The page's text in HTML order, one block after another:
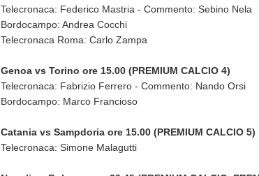
Telecronaca: Federico Mastria - Commento: Sebino Nela
Bordocampo: Andrea Cocchi
Telecronaca Roma: Carlo Zampa
Genoa vs Torino ore 15.00 (PREMIUM CALCIO 4)
Telecronaca: Fabrizio Ferrero - Commento: Nando Orsi
Bordocampo: Marco Francioso
Catania vs Sampdoria ore 15.00 (PREMIUM CALCIO 5)
Telecronaca: Simone Malagutti